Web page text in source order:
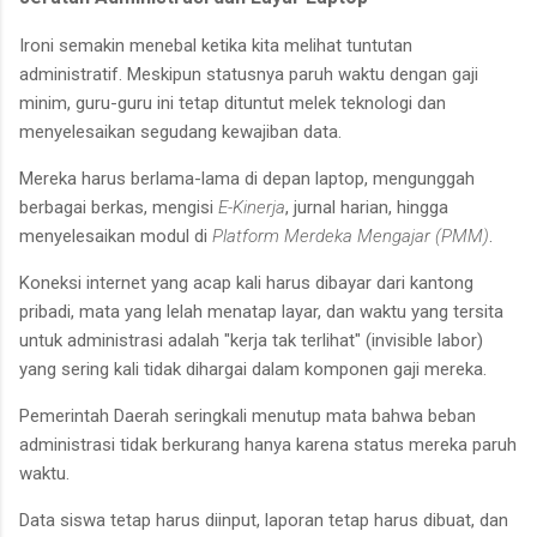
Ironi semakin menebal ketika kita melihat tuntutan
administratif. Meskipun statusnya paruh waktu dengan gaji
minim, guru-guru ini tetap dituntut melek teknologi dan
menyelesaikan segudang kewajiban data.
Mereka harus berlama-lama di depan laptop, mengunggah
berbagai berkas, mengisi E-Kinerja, jurnal harian, hingga
menyelesaikan modul di Platform Merdeka Mengajar (PMM)
Koneksi internet yang acap kali harus dibayar dari kantong
pribadi, mata yang lelah menatap layar, dan waktu yang tersita
untuk administrasi adalah "kerja tak terlihat" (invisible labor)
yang sering kali tidak dihargai dalam komponen gaji mereka.
Pemerintah Daerah seringkali menutup mata bahwa beban
administrasi tidak berkurang hanya karena status mereka paruh
waktu.
Data siswa tetap harus diinput, laporan tetap harus dibuat, dan